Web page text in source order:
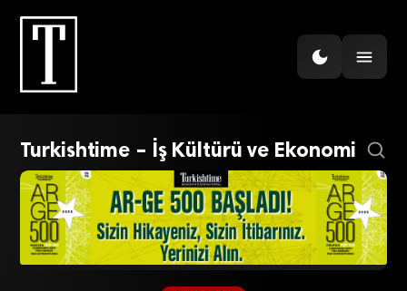
Turkishtime – İş Kültürü ve Ekonomi